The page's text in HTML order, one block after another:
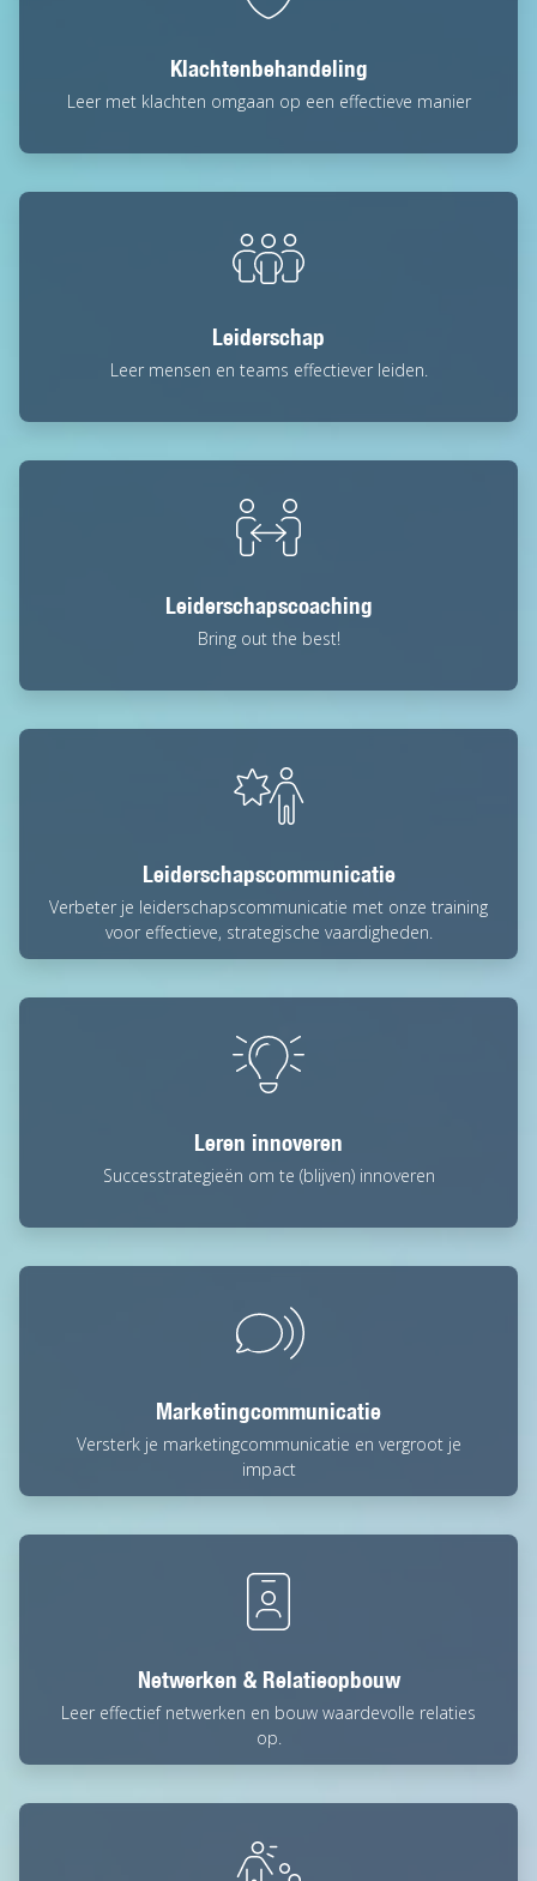
Klachtenbehandeling
Leer met klachten omgaan op een effectieve manier
Leiderschap
Leer mensen en teams effectiever leiden.
Leiderschapscoaching
Bring out the best!
Leiderschapscommunicatie
Verbeter je leiderschapscommunicatie met onze training
voor effectieve, strategische vaardigheden.
Leren innoveren
Successtrategieën om te (blijven) innoveren
Marketingcommunicatie
Versterk je marketingcommunicatie en vergroot je
impact
Netwerken & Relatieopbouw
Leer effectief netwerken en bouw waardevolle relaties
op.